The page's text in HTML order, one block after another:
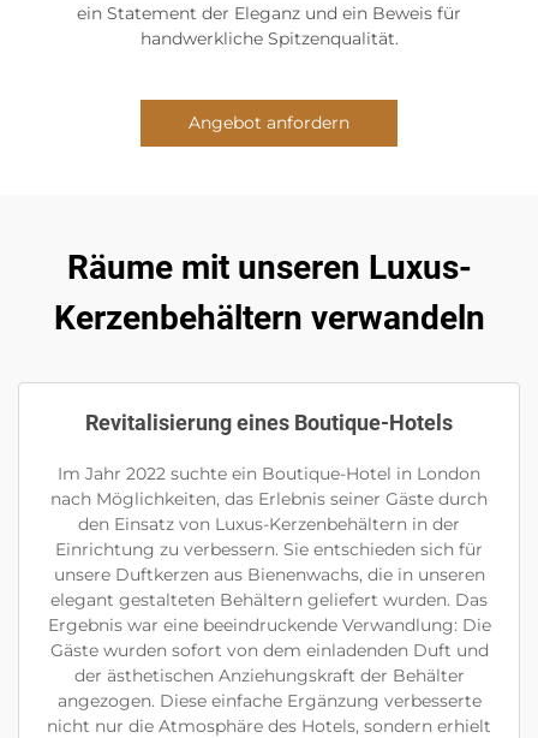
ein Statement der Eleganz und ein Beweis für
handwerkliche Spitzenqualität.
Angebot anfordern
Räume mit unseren Luxus-
Kerzenbehältern verwandeln
Revitalisierung eines Boutique-Hotels
Im Jahr 2022 suchte ein Boutique-Hotel in London
nach Möglichkeiten, das Erlebnis seiner Gäste durch
den Einsatz von Luxus-Kerzenbehältern in der
Einrichtung zu verbessern. Sie entschieden sich für
unsere Duftkerzen aus Bienenwachs, die in unseren
elegant gestalteten Behältern geliefert wurden. Das
Ergebnis war eine beeindruckende Verwandlung: Die
Gäste wurden sofort von dem einladenden Duft und
der ästhetischen Anziehungskraft der Behälter
angezogen. Diese einfache Ergänzung verbesserte
nicht nur die Atmosphäre des Hotels, sondern erhielt